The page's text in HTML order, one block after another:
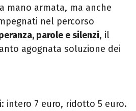
mano armata, ma anche
nel percorso
parole e silenzi, il
agognata soluzione dei
intero 7 euro, ridotto 5 euro.